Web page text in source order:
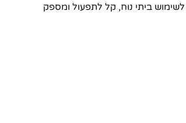
לשימוש ביתי נוח, קל לתפעול ומספק